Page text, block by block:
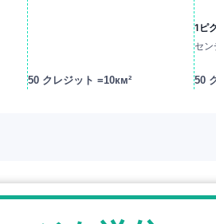
50 クレジット =10км²
1ピ
セ
50